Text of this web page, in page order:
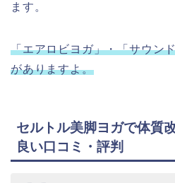
ます。
「エアロビヨガ」・「サウン
がありますよ。
セルトル美脚ヨガで体質
良い口コミ・評判